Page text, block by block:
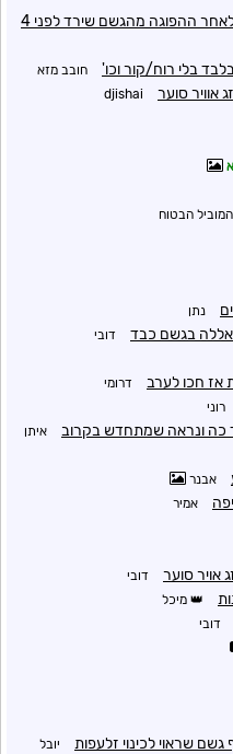
בגן יבנה כרגע מטח עז - גשם כבד, לאחר ההפוגה מהגשם שירד לפני 4
בלי רוח/קור וכו' חובב מזא
אוויר סוער djishai
המוביל הבטוח
נתן
בגשם כבד דובי
אז חכו לערב דרומי
רוני
איתן
אבנר
אמיר
אויר סוער דובי
מיכל
דובי
יובל